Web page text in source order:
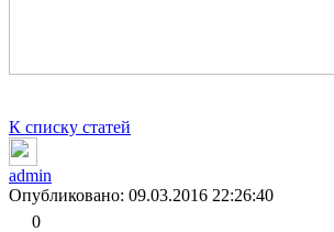
К списку статей
admin
Опубликовано: 09.03.2016 22:26:40
0